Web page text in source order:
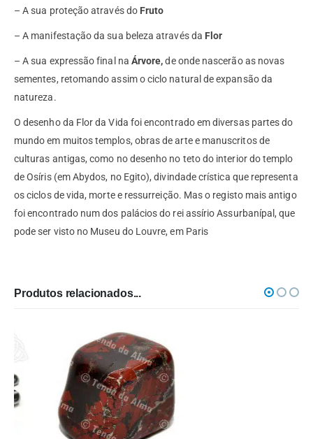
– A sua proteção através do Fruto
– A manifestação da sua beleza através da Flor
– A sua expressão final na Árvore,de onde nascerão as novas
sementes, retomando assim o ciclo natural de expansão da
natureza.
O desenho da Flor da Vida foi encontrado em diversas partes do
mundo em muitos templos, obras de arte e manuscritos de
culturas antigas, como no desenho no teto do interior do templo
de Osíris (em Abydos, no Egito), divindade crística que representa
os ciclos de vida, morte e ressurreição. Mas o registo mais antigo
foi encontrado num dos palácios do rei assírio Assurbanípal, que
pode ser visto no Museu do Louvre, em Paris
Produtos relacionados...